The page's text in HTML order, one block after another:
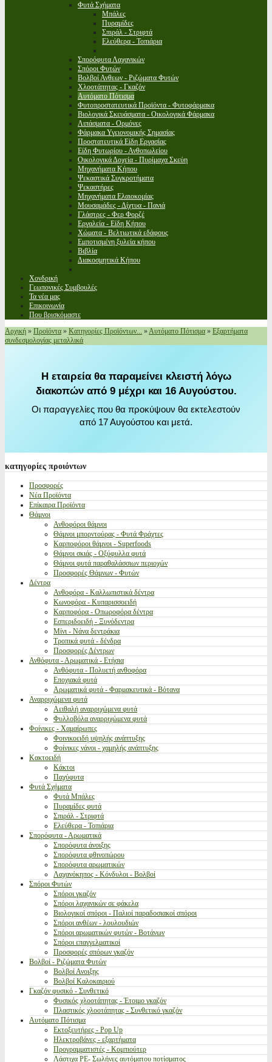
Φυτά Σχήματα
Μπάλες
Πυραμίδες
Σπιράλ - Στριφτά
Ελεύθερα - Τοπιάρια
Σπορόφυτα Λαχανικών
Σπόροι Φυτών
Βολβοί Ανθεων - Ριζώματα Φυτών
Χλοοτάπητας - Γκαζόν
Αυτόματο Πότισμα
Φυτοπροστατευτικά Προϊόντα - Φυτοφάρμακα
Βιολογικά Σκευάσματα - Οικολογικά Φάρμακα
Λιπάσματα - Ορμόνες
Φάρμακα Υγειονομικής Σημασίας
Προστατευτικά Είδη Εργασίας
Είδη Φυτωρίου - Ανθοπωλείου
Οικολογικά Δοχεία - Πυρίμαχα Σκεύη
Μηχανήματα Κήπου
Ψεκαστικά Συγκροτήματα
Ψεκαστήρες
Μηχανήματα Ελαιοκομίας
Μουσαμάδες - Δίχτυα - Πανιά
Γλάστρες - Φερ Φορζέ
Εργαλεία - Είδη Κήπου
Χώματα - Βελτιωτικά εδάφους
Εμποτισμένη ξυλεία κήπου
Βιβλία
Διακοσμητικά Κήπου
Χονδρική
Γεωπονικές Συμβουλές
Τα νέα μας
Επικοινωνία
Που βρισκόμαστε
Αρχική » Προϊόντα » Κατηγορίες Προϊόντων... »Αυτόματο Πότισμα » Εξαρτήματα
συνδεσμολογίας μεταλλικά
Η εταιρεία θα παραμείνει κλειστή λόγω
διακοπών από 9 μέχρι και 16 Αυγούστου.
Οι παραγγελίες που θα προκύψουν θα εκτελεστούν
από 17 Αυγούστου και μετά.
κατηγορίες προιόντων
Προσφορές
Νέα Προϊόντα
Επίκαιρα Προϊόντα
Θάμνοι
Ανθοφόροι θάμνοι
Θάμνοι μπορντούρας - Φυτά Φράχτες
Καρποφόροι θάμνοι - Superfoods
Θάμνοι σκιάς - Οξύφυλλα φυτά
Θάμνοι φυτά παραθαλάσσιων περιοχών
Προσφορές Θάμνων - Φυτών
Δέντρα
Ανθοφόρα - Καλλωπιστικά δέντρα
Κωνοφόρα - Κυπαρισσοειδή
Καρποφόρα - Οπωροφόρα δέντρα
Εσπεριδοειδή - Ξυνόδεντρα
Μίνι - Νάνα δεντράκια
Τροπικά φυτά - δένδρα
Προσφορές Δέντρων
Ανθόφυτα - Αρωματικά - Ετήσια
Ανθόφυτα - Πολυετή ανθοφόρα
Εποχιακά φυτά
Αρωματικά φυτά - Φαρμακευτικά - Βότανα
Αναρριχώμενα φυτά
Αειθαλή αναρριχώμενα φυτά
Φυλλοβόλα αναρριχώμενα φυτά
Φοίνικες - Χαμαίρωπες
Φοινικοειδή υψηλής ανάπτυξης
Φοίνικες νάνοι - χαμηλής ανάπτυξης
Κακτοειδή
Κάκτοι
Παχύφυτα
Φυτά Σχήματα
Φυτά Μπάλες
Πυραμίδες φυτά
Σπιράλ - Στριφτά
Ελεύθερα - Τοπιάρια
Σπορόφυτα - Αρωματικά
Σπορόφυτα άνοιξης
Σπορόφυτα φθινοπώρου
Σπορόφυτα αρωματικών
Λαχανόκηπος - Κόνδυλοι - Βολβοί
Σπόροι Φυτών
Σπόροι γκαζόν
Σπόροι λαχανικών σε φάκελα
Βιολογικοί σπόροι - Παλιοί παραδοσιακοί σπόροι
Σπόροι ανθέων - λουλουδιών
Σπόροι αρωματικών φυτών - Βοτάνων
Σπόροι επαγγελματικοί
Προσφορές σπόρων γκαζόν
Βολβοί - Ριζώματα Φυτών
Βολβοί Ανοιξης
Βολβοί Καλοκαιριού
Γκαζόν φυσικό - Συνθετικό
Φυσικός χλοοτάπητας - Έτοιμο γκαζόν
Πλαστικός χλοοτάπητας - Συνθετικό γκαζόν
Αυτόματο Πότισμα
Εκτοξευτήρες - Pop Up
Ηλεκτροβάνες - εξαρτήματα
Προγραμματιστές - Κομπιούτερ
Λάστιχα PE- Σωλήνες αυτόματου ποτίσματος